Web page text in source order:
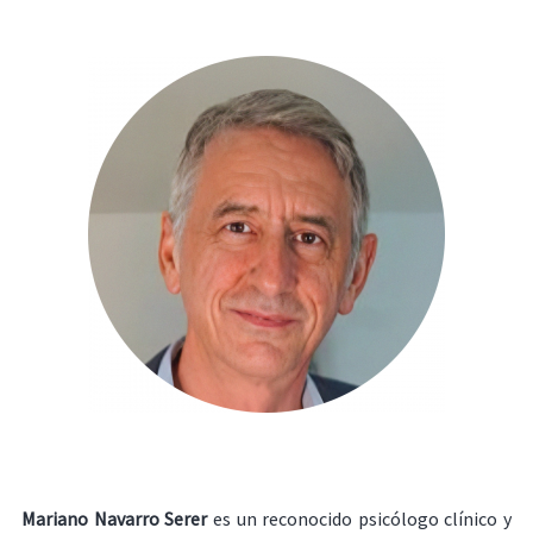
Mariano Navarro Sereres un reconocido psicólogo clínico y